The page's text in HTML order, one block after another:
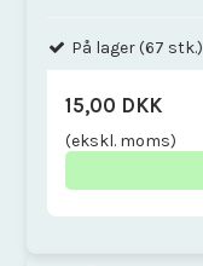
På lager (67 stk.)
15,00 DKK
(ekskl. moms)